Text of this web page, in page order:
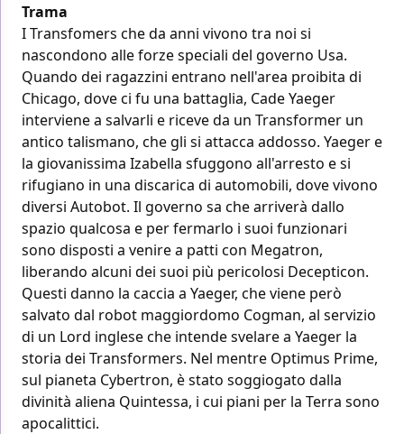
Trama
I Transfomers che da anni vivono tra noi si
nascondono alle forze speciali del governo Usa.
Quando dei ragazzini entrano nell'area proibita di
Chicago, dove ci fu una battaglia, Cade Yaeger
interviene a salvarli e riceve da un Transformer un
antico talismano, che gli si attacca addosso. Yaeger e
la giovanissima Izabella sfuggono all'arresto e si
rifugiano in una discarica di automobili, dove vivono
diversi Autobot. Il governo sa che arriverà dallo
spazio qualcosa e per fermarlo i suoi funzionari
sono disposti a venire a patti con Megatron,
liberando alcuni dei suoi più pericolosi Decepticon.
Questi danno la caccia a Yaeger, che viene però
salvato dal robot maggiordomo Cogman, al servizio
di un Lord inglese che intende svelare a Yaeger la
storia dei Transformers. Nel mentre Optimus Prime,
sul pianeta Cybertron, è stato soggiogato dalla
divinità aliena Quintessa, i cui piani per la Terra sono
apocalittici.